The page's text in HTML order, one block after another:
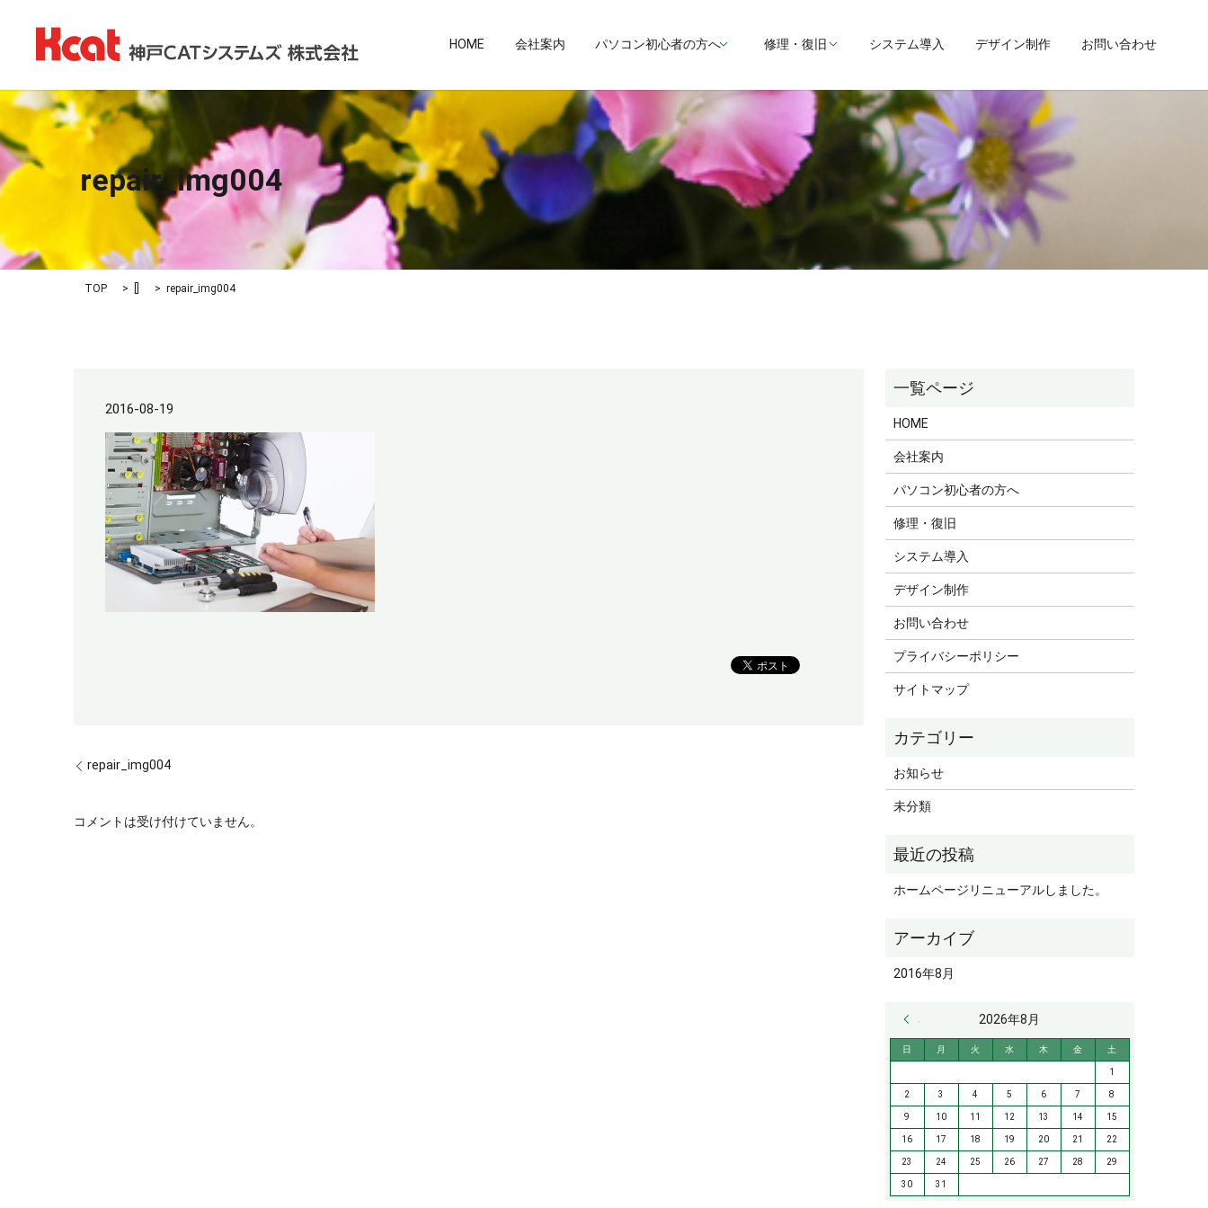
HOME 会社案内 パソコン初心者の方へ 修理・復旧 システム導入 デザイン制作 お問い合わせ
repair_img004
TOP repair_img004
2016-08-19
repair_img004
コメントは受け付けていません。
HOME
会社案内
パソコン初心者の方へ
修理・復旧
システム導入
デザイン制作
お問い合わせ
プライバシーポリシー
サイトマップ
お知らせ
未分類
ホームページリニューアルしました。
2016年8月
2026年8月
日 月 火 水 木 金 土
1
2 3 4 5 6 7 8
9 10 11 12 13 14 15
16 17 18 19 20 21 22
23 24 25 26 27 28 29
30 31